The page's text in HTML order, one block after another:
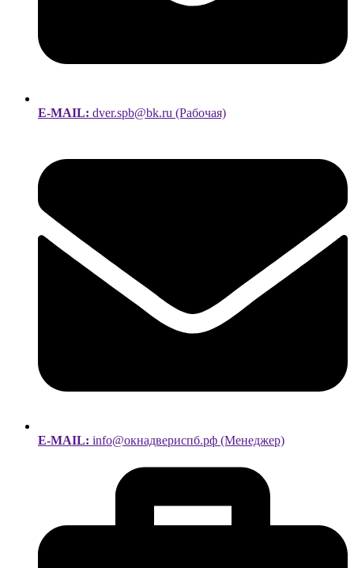
E-MAIL: dver.spb@bk.ru (Рабочая)
E-MAIL: info@окнадвериспб.рф (Менеджер)